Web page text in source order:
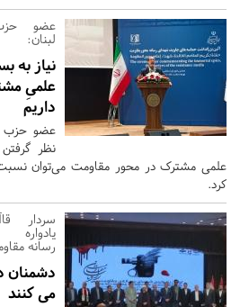
عضو
لبنان:
نیاز به
علمیِ
داریم
عضو حزب
نظر
علمی مشترک در محور مقاومت می‌توان
کرد.
سردار
رسانه
دشمنان
می کنند